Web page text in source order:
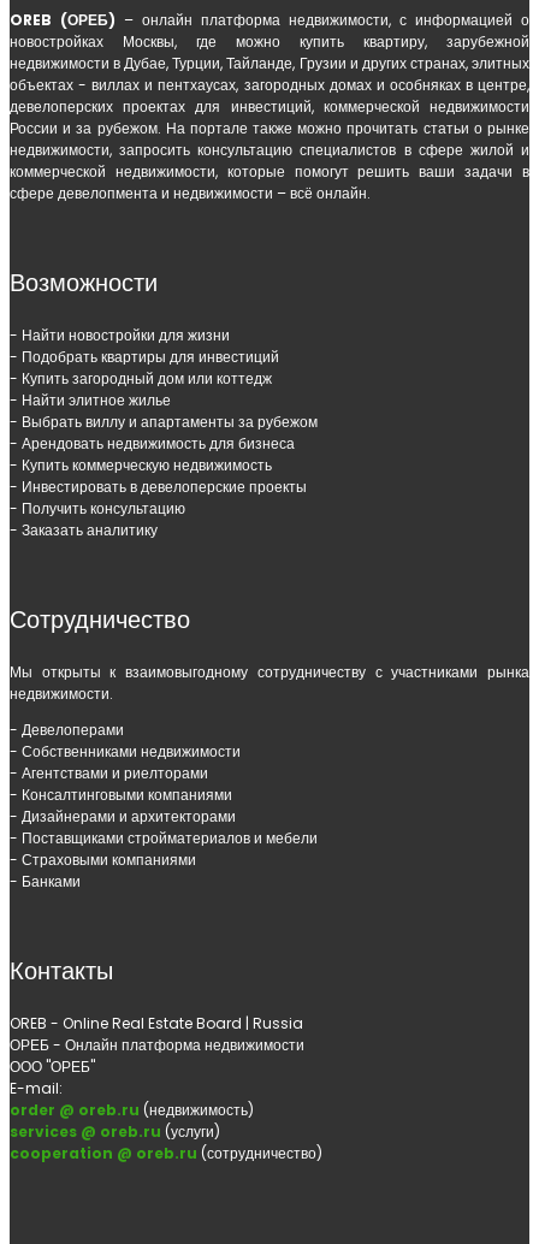
OREB (ОРЕБ) – онлайн платформа недвижимости, с информацией о
новостройках Москвы, где можно купить квартиру, зарубежной
недвижимости в Дубае, Турции, Тайланде, Грузии и других странах, элитных
объектах - виллах и пентхаусах, загородных домах и особняках в центре,
девелоперских проектах для инвестиций, коммерческой недвижимости
России и за рубежом. На портале также можно прочитать статьи о рынке
недвижимости, запросить консультацию специалистов в сфере жилой и
коммерческой недвижимости, которые помогут решить ваши задачи в
сфере девелопмента и недвижимости – всё онлайн.
Возможности
- Найти новостройки для жизни
- Подобрать квартиры для инвестиций
- Купить загородный дом или коттедж
- Найти элитное жилье
- Выбрать виллу и апартаменты за рубежом
- Арендовать недвижимость для бизнеса
- Купить коммерческую недвижимость
- Инвестировать в девелоперские проекты
- Получить консультацию
- Заказать аналитику
Сотрудничество
Мы открыты к взаимовыгодному сотрудничеству с участниками рынка
недвижимости.
- Девелоперами
- Собственниками недвижимости
- Агентствами и риелторами
- Консалтинговыми компаниями
- Дизайнерами и архитекторами
- Поставщиками стройматериалов и мебели
- Страховыми компаниями
- Банками
Контакты
OREB - Online Real Estate Board | Russia
ОРЕБ - Онлайн платформа недвижимости
ООО "ОРЕБ"
E-mail:
order @ oreb.ru (недвижимость)
services @ oreb.ru (услуги)
cooperation @ oreb.ru (сотрудничество)